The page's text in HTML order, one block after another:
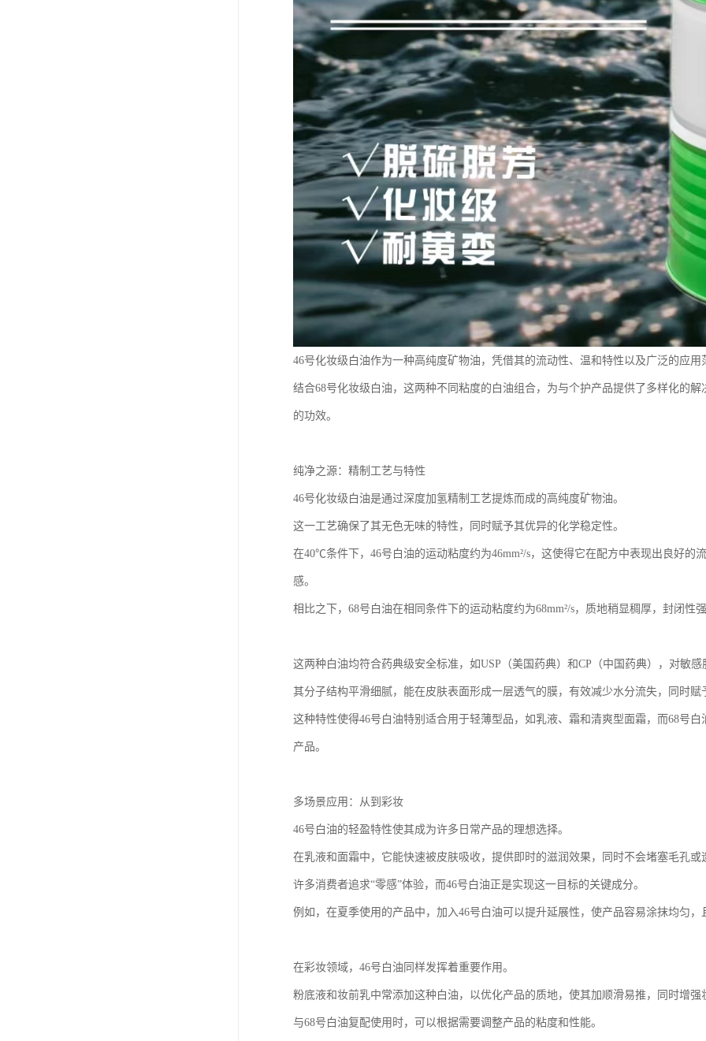
46号化妆级白油作为一种高纯度矿物油，凭借其的流动性、温和特性以及广泛的应用
结合68号化妆级白油，这两种不同粘度的白油组合，为与个护产品提供了多样化的
的功效。
纯净之源：精制工艺与特性
46号化妆级白油是通过深度加氢精制工艺提炼而成的高纯度矿物油。
这一工艺确保了其无色无味的特性，同时赋予其优异的化学稳定性。
在40℃条件下，46号白油的运动粘度约为46mm²/s，这使得它在配方中表现出良好的
感。
相比之下，68号白油在相同条件下的运动粘度约为68mm²/s，质地稍显稠厚，封闭性
这两种白油均符合药典级安全标准，如USP（美国药典）和CP（中国药典），对敏感
其分子结构平滑细腻，能在皮肤表面形成一层透气的膜，有效减少水分流失，同时赋
这种特性使得46号白油特别适合用于轻薄型品，如乳液、霜和清爽型面霜，而68号
产品。
多场景应用：从到彩妆
46号白油的轻盈特性使其成为许多日常产品的理想选择。
在乳液和面霜中，它能快速被皮肤吸收，提供即时的滋润效果，同时不会堵塞毛孔或
许多消费者追求“零感”体验，而46号白油正是实现这一目标的关键成分。
例如，在夏季使用的产品中，加入46号白油可以提升延展性，使产品容易涂抹均匀，
在彩妆领域，46号白油同样发挥着重要作用。
粉底液和妆前乳中常添加这种白油，以优化产品的质地，使其加顺滑易推，同时增强
与68号白油复配使用时，可以根据需要调整产品的粘度和性能。